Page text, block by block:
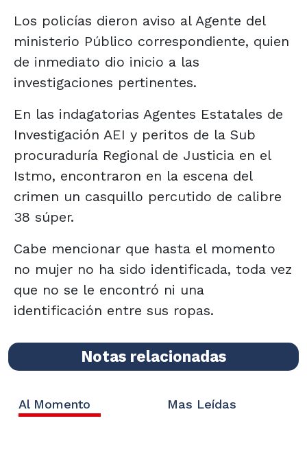
Los policías dieron aviso al Agente del
ministerio Público correspondiente, quien
de inmediato dio inicio a las
investigaciones pertinentes.
En las indagatorias Agentes Estatales de
Investigación AEI y peritos de la Sub
procuraduría Regional de Justicia en el
Istmo, encontraron en la escena del
crimen un casquillo percutido de calibre
38 súper.
Cabe mencionar que hasta el momento
no mujer no ha sido identificada, toda vez
que no se le encontró ni una
identificación entre sus ropas.
Notas relacionadas
Al Momento Mas Leídas